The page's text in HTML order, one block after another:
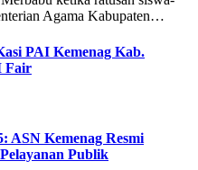
Agama Kabupaten…
PAI Kemenag Kab.
Fair
ASN Kemenag Resmi
Publik